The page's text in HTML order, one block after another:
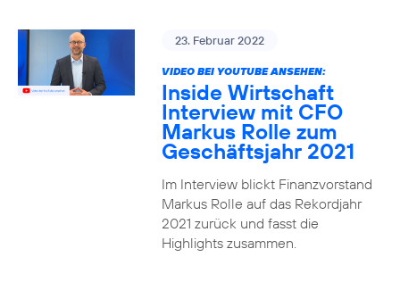
23. Februar 2022
VIDEO BEI YOUTUBE ANSEHEN:
Inside Wirtschaft
Interview mit CFO
Markus Rolle zum
Geschäftsjahr 2021
Im Interview blickt Finanzvorstand
Markus Rolle auf das Rekordjahr
2021 zurück und fasst die
Highlights zusammen.